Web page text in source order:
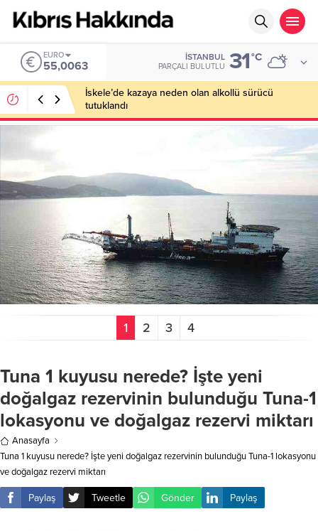
EURO
55,0063
İSTANBUL
PARÇALI BULUTLU 31°C
İskele’de kazaya neden olan alkollü sürücü
tutuklandı
1 2 3 4
Tuna 1 kuyusu nerede? İşte yeni
doğalgaz rezervinin bulunduğu Tuna-1
lokasyonu ve doğalgaz rezervi miktarı
Anasayfa
Tuna 1 kuyusu nerede? İşte yeni doğalgaz rezervinin bulunduğu Tuna-1 lokasyonu
ve doğalgaz rezervi miktarı
Paylaş Tweetle Gönder Paylaş